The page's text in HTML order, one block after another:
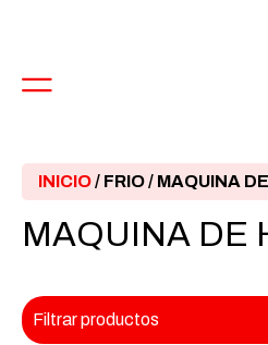
INICIO/ FRIO/ MAQUINA
MAQUINA DE
Filtrar productos